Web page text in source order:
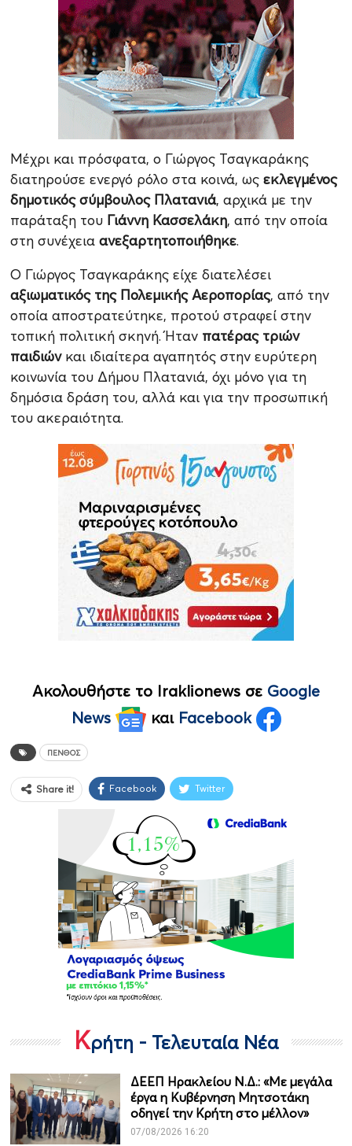
Μέχρι και πρόσφατα, ο Γιώργος Τσαγκαράκης
διατηρούσε ενεργό ρόλο στα κοινά, ως εκλεγμένος
δημοτικός σύμβουλος Πλατανιά, αρχικά με την
παράταξη του Γιάννη Κασσελάκη, από την οποία
στη συνέχεια ανεξαρτητοποιήθηκε.
Ο Γιώργος Τσαγκαράκης είχε διατελέσει
αξιωματικός της Πολεμικής Αεροπορίας, από την
οποία αποστρατεύτηκε, προτού στραφεί στην
τοπική πολιτική σκηνή. Ήταν πατέρας τριών
παιδιώνκαι ιδιαίτερα αγαπητός στην ευρύτερη
κοινωνία του Δήμου Πλατανιά, όχι μόνο για τη
δημόσια δράση του, αλλά και για την προσωπική
του ακεραιότητα.
Ακολουθήστε το Iraklionews σε Google
News
και Facebook
ΠΈΝΘΟΣ
Share it! Facebook Twitter
Κρήτη - Τελευταία Νέα
ΔΕΕΠ Ηρακλείου Ν.Δ.: «Με μεγάλα
έργα η Κυβέρνηση Μητσοτάκη
οδηγεί την Κρήτη στο μέλλον»
07/08/2026 16:20